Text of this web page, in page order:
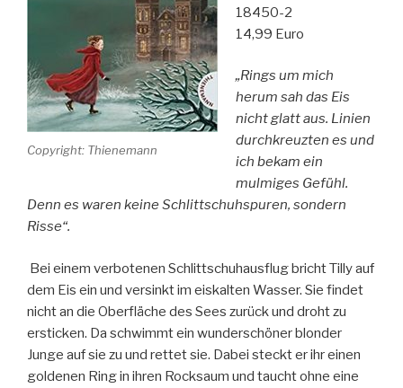
Copyright: Thienemann
18450-2
14,99 Euro
„Rings um mich
herum sah das Eis
nicht glatt aus. Linien
durchkreuzten es und
ich bekam ein
mulmiges Gefühl.
Denn es waren keine Schlittschuhspuren, sondern
Risse“.
Bei einem verbotenen Schlittschuhausflug bricht Tilly auf
dem Eis ein und versinkt im eiskalten Wasser. Sie findet
nicht an die Oberfläche des Sees zurück und droht zu
ersticken. Da schwimmt ein wunderschöner blonder
Junge auf sie zu und rettet sie. Dabei steckt er ihr einen
goldenen Ring in ihren Rocksaum und taucht ohne eine